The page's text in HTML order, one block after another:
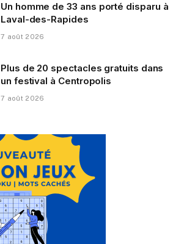
Un homme de 33 ans porté disparu à
Laval-des-Rapides
7 août 2026
Plus de 20 spectacles gratuits dans
un festival à Centropolis
7 août 2026